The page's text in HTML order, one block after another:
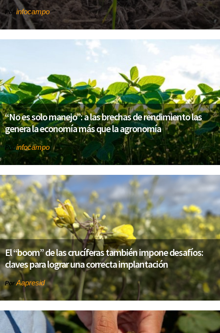
Por infocampo
“No es solo manejo”: a las brechas de rendimiento las
genera la economía más que la agronomía
Porinfocampo
El “boom” de las crucíferas también impone desafíos:
claves para lograr una correcta implantación
PorAapresid